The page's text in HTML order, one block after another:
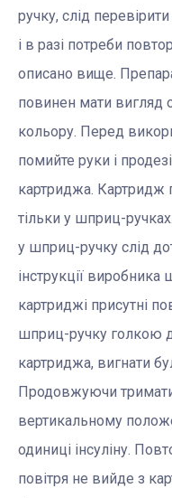
ручку, слід
і в разі потреби
описано вище.
повинен мати вигляд
кольору. Перед
помийте руки і
картриджа. Картридж
тільки у шприц-
у шприц-ручку слід
інструкції
картриджі присутні
шприц-ручку голкою
картриджа, вигнати
Продовжуючи
вертикальному
одиниці інсуліну.
повітря не вийде з